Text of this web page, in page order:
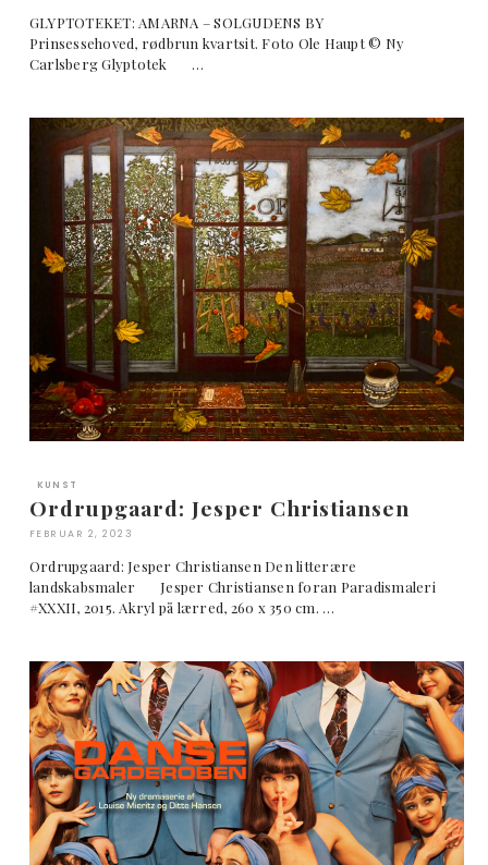
GLYPTOTEKET: AMARNA – SOLGUDENS BY
Prinsessehoved, rødbrun kvartsit. Foto Ole Haupt © Ny
Carlsberg Glyptotek …
KUNST
Ordrupgaard: Jesper Christiansen
FEBRUAR 2, 2023
Ordrupgaard: Jesper Christiansen Den litterære
landskabsmaler Jesper Christiansen foran Paradismaleri
#XXXII, 2015. Akryl på lærred, 260 x 350 cm. …